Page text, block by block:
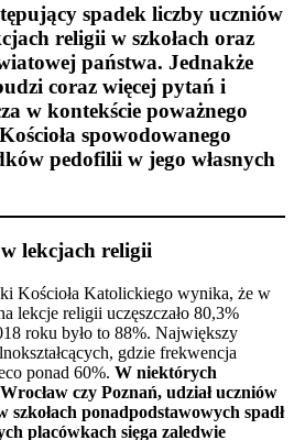
spadek liczby uczniów
religii w szkołach oraz
państwa. Jednakże
coraz więcej pytań i
w kontekście poważnego
spowodowanego
pedofilii w jego własnych
lekcjach religii
Kościoła Katolickiego wynika, że w
lekcje religii uczęszczało 80,3%
roku było to 88%. Największy
gdzie frekwencja
ponad 60%. W niektórych
czy Poznań, udział uczniów
szkołach ponadpodstawowych spadł
placówkach sięga zaledwie